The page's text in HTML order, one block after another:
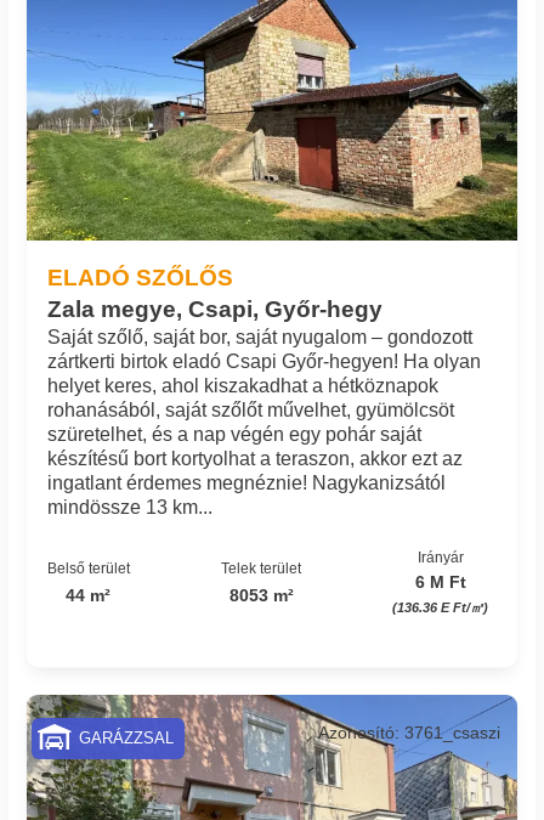
ELADÓ SZŐLŐS
Zala megye, Csapi, Győr-hegy
Saját szőlő, saját bor, saját nyugalom – gondozott
zártkerti birtok eladó Csapi Győr-hegyen! Ha olyan
helyet keres, ahol kiszakadhat a hétköznapok
rohanásából, saját szőlőt művelhet, gyümölcsöt
szüretelhet, és a nap végén egy pohár saját
készítésű bort kortyolhat a teraszon, akkor ezt az
ingatlant érdemes megnéznie! Nagykanizsától
mindössze 13 km...
Belső terület
44 m²
Telek terület
8053 m²
Irányár
6 M Ft
(136.36 E Ft/㎡)
Azonosító: 3761_csaszi
GARÁZZSAL